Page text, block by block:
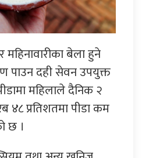
बेला हुने
पाउन दही सेवन उपयुक्त
महिलाले दैनिक २
प्रतिशतमा पीडा कम
छ ।